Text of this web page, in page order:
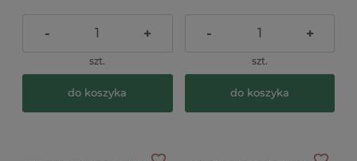
- +
szt.
do koszyka
- +
szt.
do koszyka